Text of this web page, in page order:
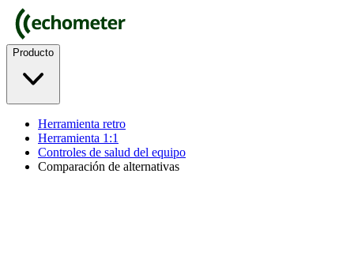
Producto
Herramienta retro
Herramienta 1:1
Controles de salud del equipo
Comparación de alternativas